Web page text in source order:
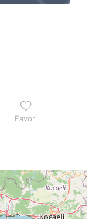
Favori